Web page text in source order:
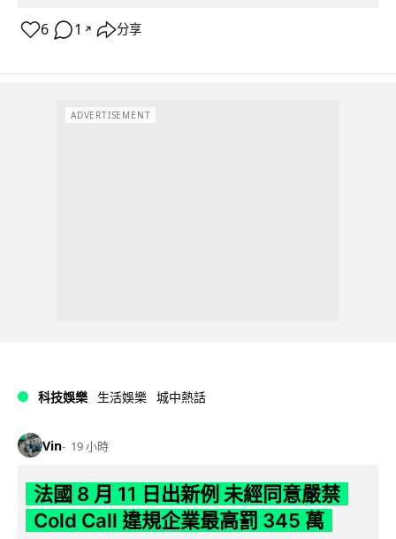
6 1 ↗ 分享
ADVERTISEMENT
科技娛樂 生活娛樂 城中熱話
Vin 19 小時
法國 8 月 11 日出新例 未經同意嚴禁
Cold Call 違規企業最高罰 345 萬